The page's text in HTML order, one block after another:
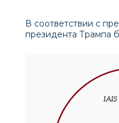
В соответствии с
президента Трампа